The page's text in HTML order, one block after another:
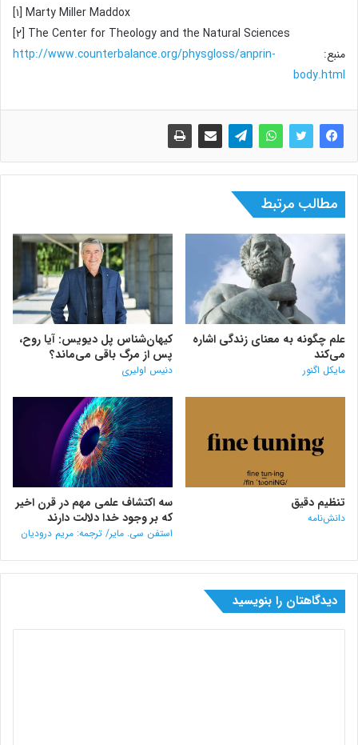
[۱] Marty Miller Maddox
[۲] The Center for Theology and the Natural Sciences
منبع: http://www.counterbalance.org/physgloss/anprin-
body.html
مطالب مرتبط
علم چگونه به معنای زندگی اشاره
می‌کند
مایکل اگنور
کیهان‌شناس پل دیویس: آیا روح،
پس از مرگ باقی می‌ماند؟
دنیس اولیری
تنظیم دقیق
دانش‌نامه
سه اکتشاف علمی مهم در قرن اخیر
که بر وجود خدا دلالت دارند
استفن سی. مایر/ ترجمه: مریم درودیان
دیدگاهتان را بنویسید